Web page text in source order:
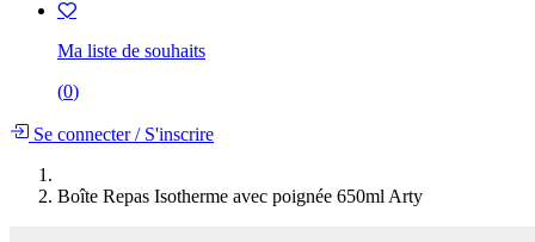
Ma liste de souhaits
(0)
Se connecter/S'inscrire
Boîte Repas Isotherme avec poignée 650ml Arty